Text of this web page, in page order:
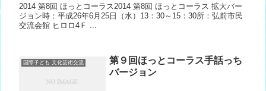
2014 第8回 ほっとコーラス2014 第8回 ほっとコーラス 拡大バー
ジョン時：平成26年6月25日（水）13：30～15：30所：弘前市民
交流会館 ヒロロ4Ｆ ...
国際子ども 文化芸術交流
第９回ほっとコーラス手話っち
バージョン